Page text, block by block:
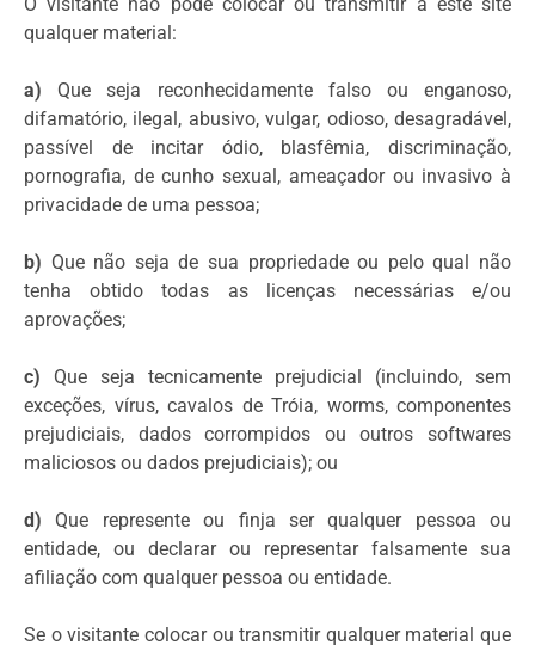
qualquer material:
a) Que seja reconhecidamente falso ou enganoso,
difamatório, ilegal, abusivo, vulgar, odioso, desagradável,
passível de incitar ódio, blasfêmia, discriminação,
pornografia, de cunho sexual, ameaçador ou invasivo à
privacidade de uma pessoa;
b) Que não seja de sua propriedade ou pelo qual não
tenha obtido todas as licenças necessárias e/ou
aprovações;
c) Que seja tecnicamente prejudicial (incluindo, sem
exceções, vírus, cavalos de Tróia, worms, componentes
prejudiciais, dados corrompidos ou outros softwares
maliciosos ou dados prejudiciais); ou
d) Que represente ou finja ser qualquer pessoa ou
entidade, ou declarar ou representar falsamente sua
afiliação com qualquer pessoa ou entidade.
Se o visitante colocar ou transmitir qualquer material que